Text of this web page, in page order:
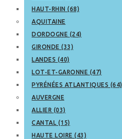
HAUT-RHIN (68)
AQUITAINE
DORDOGNE (24)
GIRONDE (33)
LANDES (40)
LOT-ET-GARONNE (47)
PYRÉNÉES ATLANTIQUES (64)
AUVERGNE
ALLIER (03)
CANTAL (15)
HAUTE LOIRE (43)